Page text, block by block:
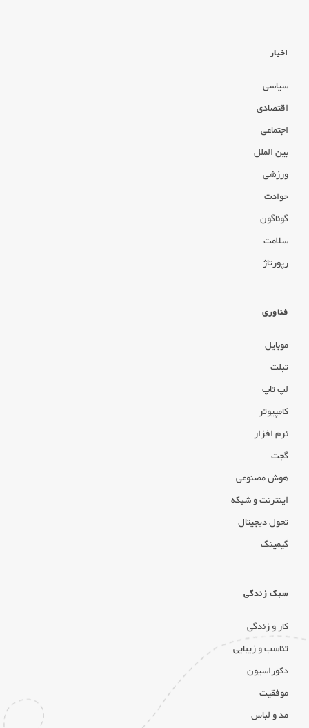
اخبار
سیاسی
اقتصادی
اجتماعی
بین الملل
ورزشی
حوادث
گوناگون
سلامت
رپورتاژ
فناوری
موبایل
تبلت
لپ تاپ
کامپیوتر
نرم افزار
گجت
هوش مصنوعی
اینترنت و شبکه
تحول دیجیتال
گیمینگ
سبک زندگی
کار و زندگی
تناسب و زیبایی
دکوراسیون
موفقیت
مد و لباس